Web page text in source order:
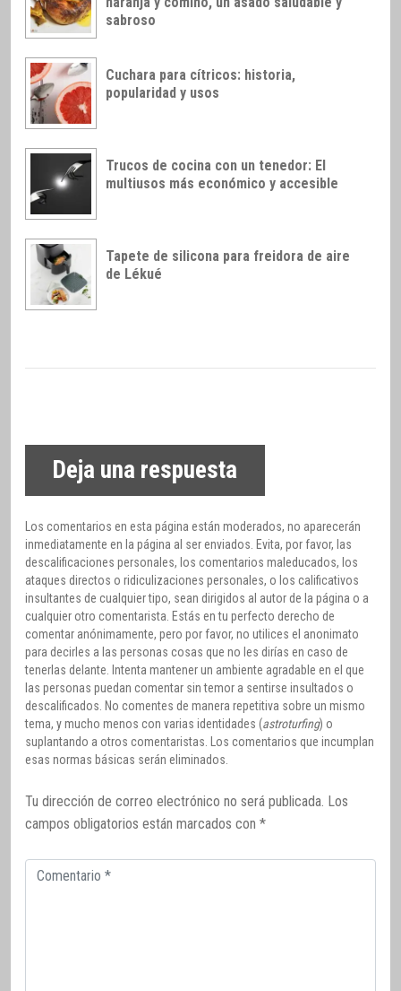
sabroso
Cuchara para cítricos: historia,
popularidad y usos
Trucos de cocina con un tenedor: El
multiusos más económico y accesible
Tapete de silicona para freidora de aire
de Lékué
Deja una respuesta
Los comentarios en esta página están moderados, no aparecerán
inmediatamente en la página al ser enviados. Evita, por favor, las
descalificaciones personales, los comentarios maleducados, los
ataques directos o ridiculizaciones personales, o los calificativos
insultantes de cualquier tipo, sean dirigidos al autor de la página o a
cualquier otro comentarista. Estás en tu perfecto derecho de
comentar anónimamente, pero por favor, no utilices el anonimato
para decirles a las personas cosas que no les dirías en caso de
tenerlas delante. Intenta mantener un ambiente agradable en el que
las personas puedan comentar sin temor a sentirse insultados o
descalificados. No comentes de manera repetitiva sobre un mismo
tema, y mucho menos con varias identidades (astroturfing) o
suplantando a otros comentaristas. Los comentarios que incumplan
esas normas básicas serán eliminados.
Tu dirección de correo electrónico no será publicada. Los
campos obligatorios están marcados con *
Comentario